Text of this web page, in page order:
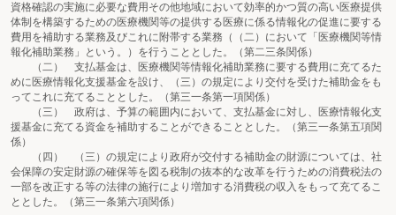
資格確認の実施に必要な費用その他地域において効率的かつ質の高い医療提供
体制を構築するための医療機関等の提供する医療に係る情報化の促進に要する
費用を補助する業務及びこれに附帯する業務（（二）において「医療機関等情
報化補助業務」という。）を行うこととした。（第二三条関係）
（二） 支払基金は、医療機関等情報化補助業務に要する費用に充てるた
めに医療情報化支援基金を設け、（三）の規定により交付を受けた補助金をも
ってこれに充てることとした。（第三一条第一項関係）
（三） 政府は、予算の範囲内において、支払基金に対し、医療情報化支
援基金に充てる資金を補助することができることとした。（第三一条第五項関
係）
（四） （三）の規定により政府が交付する補助金の財源については、社
会保障の安定財源の確保等を図る税制の抜本的な改革を行うための消費税法の
一部を改正する等の法律の施行により増加する消費税の収入をもって充てるこ
ととした。（第三一条第六項関係）